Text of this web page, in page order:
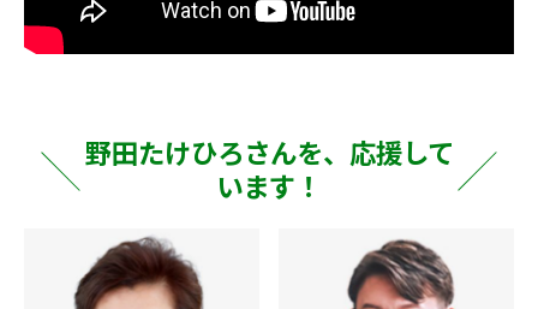
野田たけひろさんを、応援して
います！